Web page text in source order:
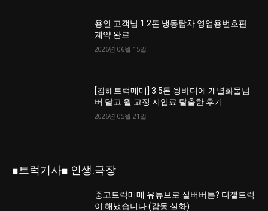
용인 고객님 1.2톤 냉동탑차 영업용번호판
계약 완료
2026년 06월 15일
[김해트럭매매] 3.5톤 윙바디에 개별화물넘
버 달고 월 고정 지입료 탈출한 후기
2026년 05월 21일
■트럭기사■ 인생.극장
중고트럭매매 유튜브로 실버버튼? 디젤트럭
이 해냈습니다 (감동 실화)